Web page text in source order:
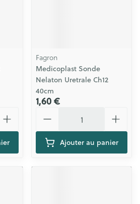
Fagron
Medicoplast Sonde
Nelaton Uretrale Ch12
40cm
1,60 €
Ajouter au panier